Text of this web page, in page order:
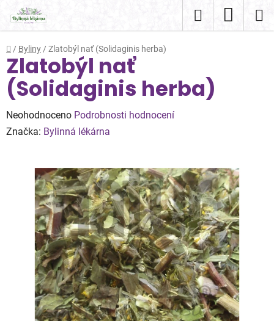
obsah
Hledat
KOŠÍK
Domů
/ Byliny / Zlatobýl nať (Solidaginis herba)
Zlatobýl nať
(Solidaginis herba)
Průměrné
hodnocení
hvězdiček.
Neohodnoceno Podrobnosti hodnocení
Značka: Bylinná lékárna